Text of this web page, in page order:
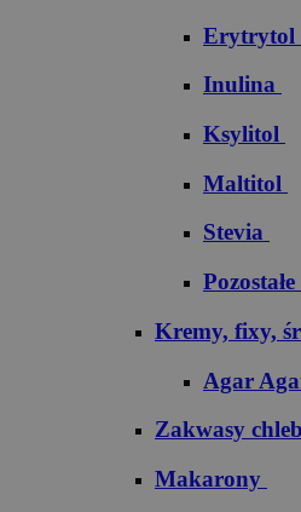
Erytrytol
Inulina
Ksylitol
Maltitol
Stevia
Kremy, fixy,
Agar
Zakwasy
Makarony